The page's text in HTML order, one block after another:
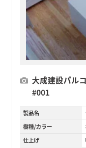
大成建設パル
#001
製品名
樹種/カラー
仕上げ